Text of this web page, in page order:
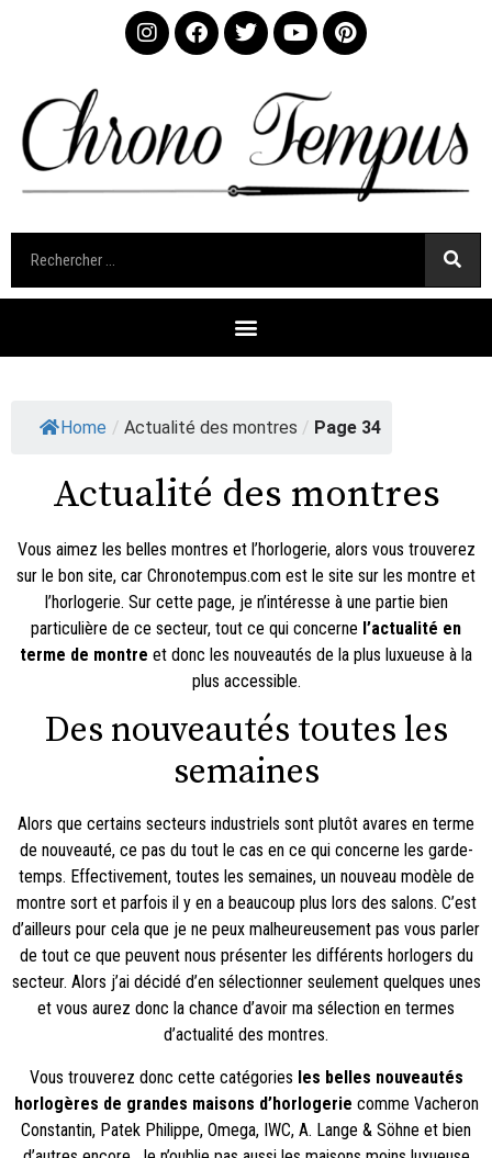
Home / Actualité des montres / Page 34
Actualité des montres
Vous aimez les belles montres et l’horlogerie, alors vous trouverez
sur le bon site, car Chronotempus.com est le site sur les montre et
l’horlogerie. Sur cette page, je n’intéresse à une partie bien
particulière de ce secteur, tout ce qui concerne l’actualité en
terme de montre et donc les nouveautés de la plus luxueuse à la
plus accessible.
Des nouveautés toutes les
semaines
Alors que certains secteurs industriels sont plutôt avares en terme
de nouveauté, ce pas du tout le cas en ce qui concerne les garde-
temps. Effectivement, toutes les semaines, un nouveau modèle de
montre sort et parfois il y en a beaucoup plus lors des salons. C’est
d’ailleurs pour cela que je ne peux malheureusement pas vous parler
de tout ce que peuvent nous présenter les différents horlogers du
secteur. Alors j’ai décidé d’en sélectionner seulement quelques unes
et vous aurez donc la chance d’avoir ma sélection en termes
d’actualité des montres.
Vous trouverez donc cette catégories les belles nouveautés
horlogères de grandes maisons d’horlogerie comme Vacheron
Constantin, Patek Philippe, Omega, IWC, A. Lange & Söhne et bien